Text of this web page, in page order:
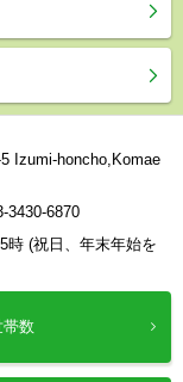
Izumi-honcho,Komae
3430-6870
時 (祝日、年末年始を
帯数